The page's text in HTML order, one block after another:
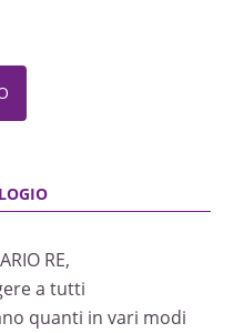
RE,
a tutti
quanti in vari modi